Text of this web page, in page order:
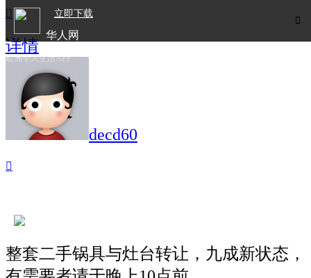

立即下载
华人网
欧洲华人生活APP

详情
decd60

整套二手锅具与灶台转让，九成新状态，